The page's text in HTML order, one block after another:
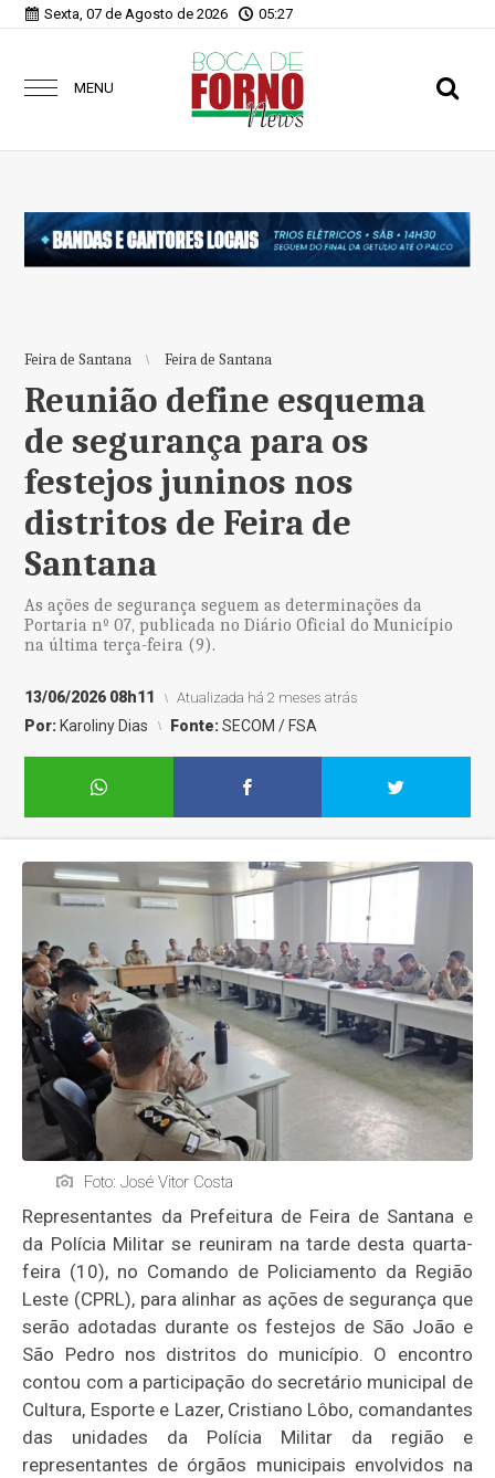
Sexta, 07 de Agosto de 2026 05:27
MENU
Feira de Santana Feira de Santana
Reunião define esquema
de segurança para os
festejos juninos nos
distritos de Feira de
Santana
As ações de segurança seguem as determinações da
Portaria nº 07, publicada no Diário Oficial do Município
na última terça-feira (9).
13/06/2026 08h11 Atualizada há 2 meses atrás
Por: Karoliny Dias Fonte:SECOM / FSA
Foto: José Vitor Costa
Representantes da Prefeitura de Feira de Santana e
da Polícia Militar se reuniram na tarde desta quarta-
feira (10), no Comando de Policiamento da Região
Leste (CPRL), para alinhar as ações de segurança que
serão adotadas durante os festejos de São João e
São Pedro nos distritos do município. O encontro
contou com a participação do secretário municipal de
Cultura, Esporte e Lazer, Cristiano Lôbo, comandantes
das unidades da Polícia Militar da região e
representantes de órgãos municipais envolvidos na